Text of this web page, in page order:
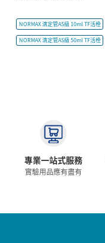
NORMAX 滴定管AS級 10ml TF活栓
NORMAX 滴定管AS級 50ml TF活栓
專業一站式服務
實驗用品應有盡有